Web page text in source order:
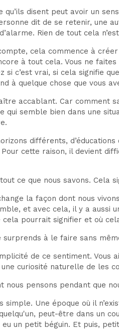
disent peut avoir un
dit de se retenir, une
Rien de tout cela
cela commence à
à tout cela. Vous ne
si c’est vrai, si cela signifie
à quelque chose que vous
accablant. Car comment
qui semble bien dans une
différents,
cette raison, il devient
ce que nous savons.
la façon dont nous
et avec cela, il y a aussi
pourrait signifier et où
à le faire sans
de ce sentiment. Vous
curiosité naturelle de les
pensons pendant que
Une époque où il
peut-être dans un
un petit béguin. Et puis,